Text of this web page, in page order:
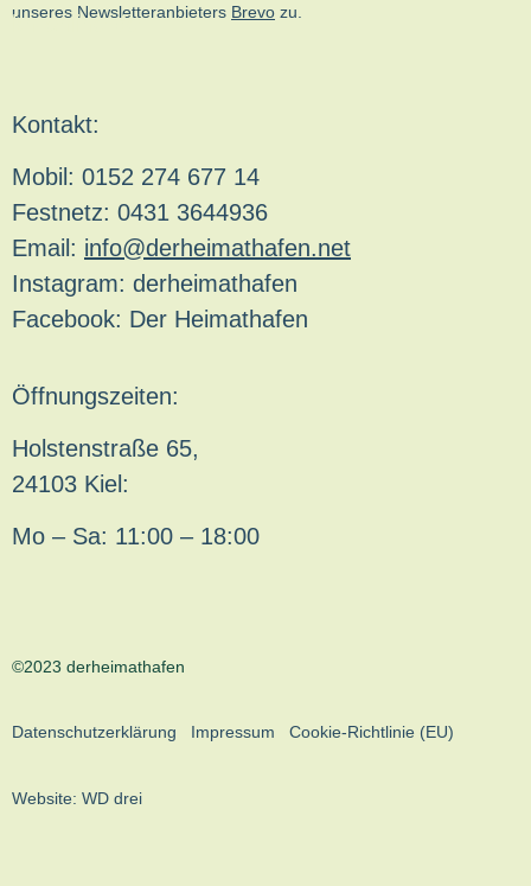
unseres Newsletteranbieters Brevo zu.
kn-online.de
Kontakt:
Mobil: 0152 274 677 14
Festnetz: 0431 3644936
Email: info@derheimathafen.net
Instagram: derheimathafen
Facebook: Der Heimathafen
Öffnungszeiten:
Holstenstraße 65,
24103 Kiel:
Mo – Sa: 11:00 – 18:00
©2023 derheimathafen
Datenschutzerklärung Impressum Cookie-Richtlinie (EU)
Website: WD drei